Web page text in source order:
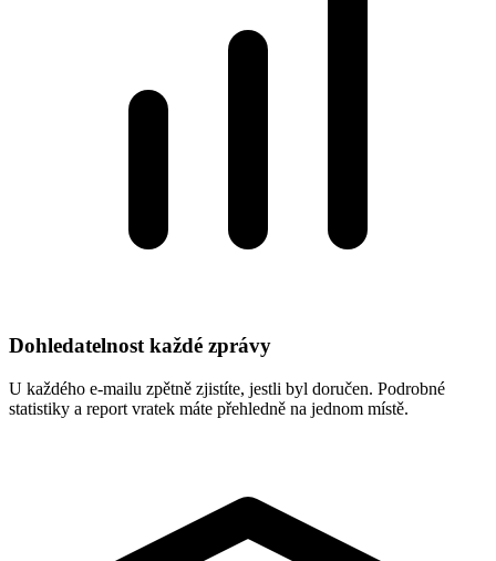
Dohledatelnost každé zprávy
U každého e-mailu zpětně zjistíte, jestli byl doručen. Podrobné
statistiky a report vratek máte přehledně na jednom místě.